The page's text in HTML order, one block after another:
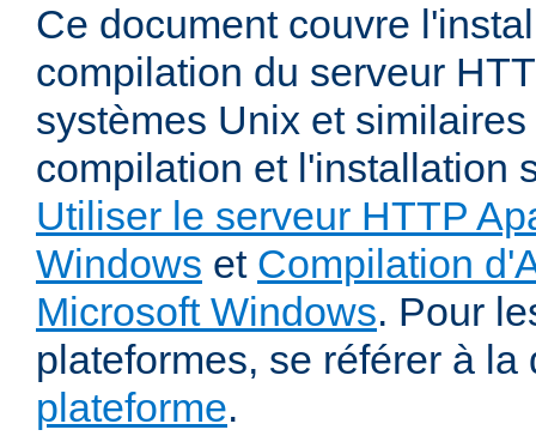
Ce document couvre
compilation du serveur
systèmes Unix et
compilation et l'installation
Utiliser le serveur HTTP
Windows et Compilation
Microsoft Windows. Pour
plateformes, se référer à
plateforme.